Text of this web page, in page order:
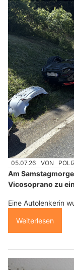
05.07.26 VON
Am
Vicosoprano zu
Eine Autolenkerin
Weiterlesen